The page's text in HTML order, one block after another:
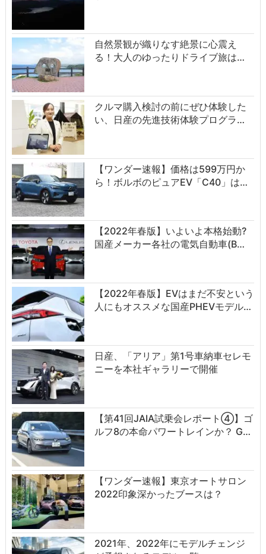
自然景観が織りなす絶景に心震え
る！大人のゆったりドライブ旅は…
クルマ購入検討の前にぜひ体験した
い、日産の先進技術体験プログラ…
【ワンダー速報】価格は599万円か
ら！ボルボのピュアEV「C40」は…
【2022年春版】いよいよ本格始動?
国産メーカー各社の電気自動車(B…
【2022年春版】EVはまだ不安という
人にもオススメな国産PHEVモデル…
日産、「アリア」第1号車納車セレモ
ニーを本社ギャラリーで開催
【第41回JAIA試乗会レポート④】ゴ
ルフ8の本命パワートレインか？ G…
【ワンダー速報】東京オートサロン
2022印象深かったブースは？
2021年、2022年にモデルチェンジ